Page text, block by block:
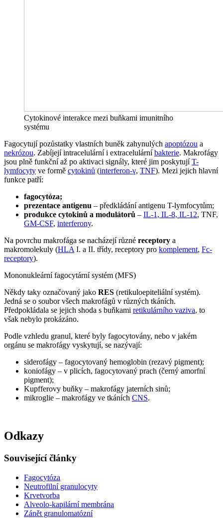
Cytokinové interakce mezi buňkami imunitního
systému
Fagocytují pozůstatky vlastních buněk zahynulých apoptózou a
nekrózou. Zabíjejí intracelulární i extracelulárníbakterie. Makrofágy
jsou plně funkční až po aktivaci signály, které jim poskytujíT-
lymfocyty ve formě cytokinů (interferon-γ, TNF). Mezi jejich hlavní
funkce patří:
fagocytóza;
prezentace antigenu – předkládání antigenu T-lymfocytům;
produkce cytokinů a modulátorů – IL-1, IL-8, IL-12, TNF,
GM-CSF, interferony.
Na povrchu makrofága se nacházejí různé receptory a
makromolekuly (HLA I. a II. třídy, receptory pro komplement, Fc-
receptory).
Mononukleární fagocytární systém (MFS)
Někdy taky označovaný jako RES (retikuloepiteliální systém).
Jedná se o soubor všech makrofágů v různých tkáních.
Předpokládala se jejich shoda s buňkami retikulárního vaziva, to
však nebylo prokázáno.
Podle vzhledu granul, které byly fagocytovány, nebo v jakém
orgánu se makrofágy vyskytují, se nazývají:
siderofágy – fagocytovaný hemoglobin (rezavý pigment);
koniofágy – v plicích, fagocytovaný prach (černý amorfní
pigment);
Kupfferovy buňky – makrofágy jaterních sinů;
mikroglie – makrofágy ve tkáních CNS.
Odkazy
Související články
Fagocytóza
Neutrofilní granulocyty
Krvetvorba
Alveolo-kapilární membrána
Zánět granulomatózní